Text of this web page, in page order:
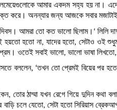
আমার একদম সহ্য হয় না।
করে। অনন্যার জন্য আজকে সবার মজাটাই
আমরা তো কত ভালো ছিলাম।‘ লিলি
হয়তো হতো না, যাদের হতো, সেটাও ওই
ওতেই সবাই ভালো, ভালো ভাষা
বললেন, ‘তখন তো প্রেমই বিয়ের পর
ঠাম্মা যখন রেগে গিয়ে দুদিন কথা বলা
চলে যেতো, সেটা হতো সিরিয়াস